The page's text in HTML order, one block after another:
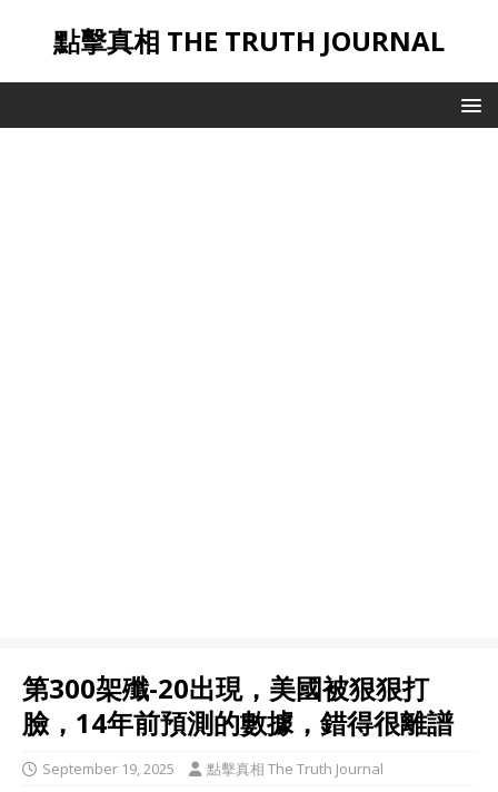
點擊真相 THE TRUTH JOURNAL
第300架殲-20出現，美國被狠狠打
臉，14年前預測的數據，錯得很離譜
September 19, 2025 點擊真相 The Truth Journal